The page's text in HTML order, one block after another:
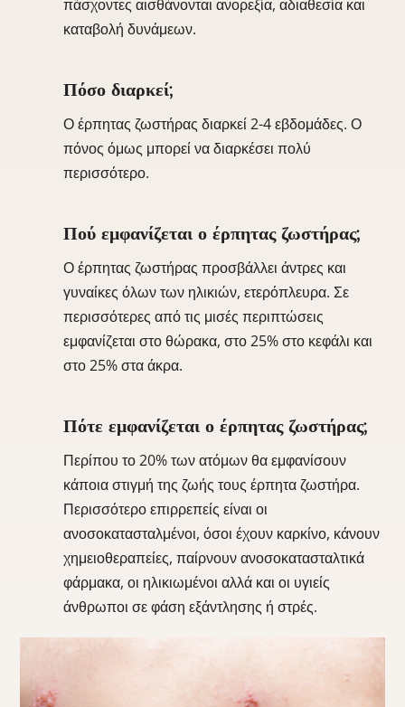
πάσχοντες αισθάνονται ανορεξία, αδιαθεσία και
καταβολή δυνάμεων.
Πόσο διαρκεί;
Ο έρπητας ζωστήρας διαρκεί 2-4 εβδομάδες. Ο
πόνος όμως μπορεί να διαρκέσει πολύ
περισσότερο.
Πού εμφανίζεται ο έρπητας ζωστήρας;
Ο έρπητας ζωστήρας προσβάλλει άντρες και
γυναίκες όλων των ηλικιών, ετερόπλευρα. Σε
περισσότερες από τις μισές περιπτώσεις
εμφανίζεται στο θώρακα, στο 25% στο κεφάλι και
στο 25% στα άκρα.
Πότε εμφανίζεται ο έρπητας ζωστήρας;
Περίπου το 20% των ατόμων θα εμφανίσουν
κάποια στιγμή της ζωής τους έρπητα ζωστήρα.
Περισσότερο επιρρεπείς είναι οι
ανοσοκατασταλμένοι, όσοι έχουν καρκίνο, κάνουν
χημειοθεραπείες, παίρνουν ανοσοκατασταλτικά
φάρμακα, οι ηλικιωμένοι αλλά και οι υγιείς
άνθρωποι σε φάση εξάντλησης ή στρές.